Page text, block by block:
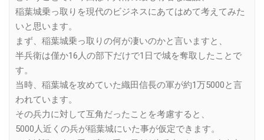
稲葉城乗っ取りを現代のビジネスにあてはめて考えてみた
いと思います。
まず、稲葉城乗っ取りの何が凄いのかと言いますと、
半兵衛は僅か16人の部下だけで1日で城を奪取したことで
す。
当時、稲葉城を攻めていた織田信長の軍が約1万5000と言
われています。
その兵力に対して互角だったことを考慮すると、
5000人近くの兵が稲葉城にいた事が仮定できます。